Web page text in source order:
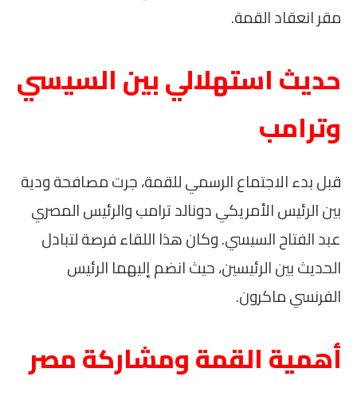
مقر انعقاد القمة.
حديث استهلالي بين السيسي
وترامب
قبل بدء الاجتماع الرسمي للقمة، جرت مصافحة ودية
بين الرئيس الأمريكي دونالد ترامب والرئيس المصري
عبد الفتاح السيسي. وكان هذا اللقاء فرصة لتبادل
الحديث بين الرئيسين، حيث انضم إليهما الرئيس
الفرنسي ماكرون.
أهمية القمة ومشاركة مصر